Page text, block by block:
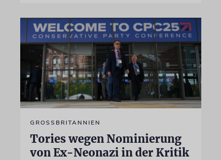
GROSSBRITANNIEN
Tories wegen Nominierung
von Ex-Neonazi in der Kritik